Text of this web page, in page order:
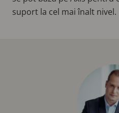
suport la cel mai înalt nivel.